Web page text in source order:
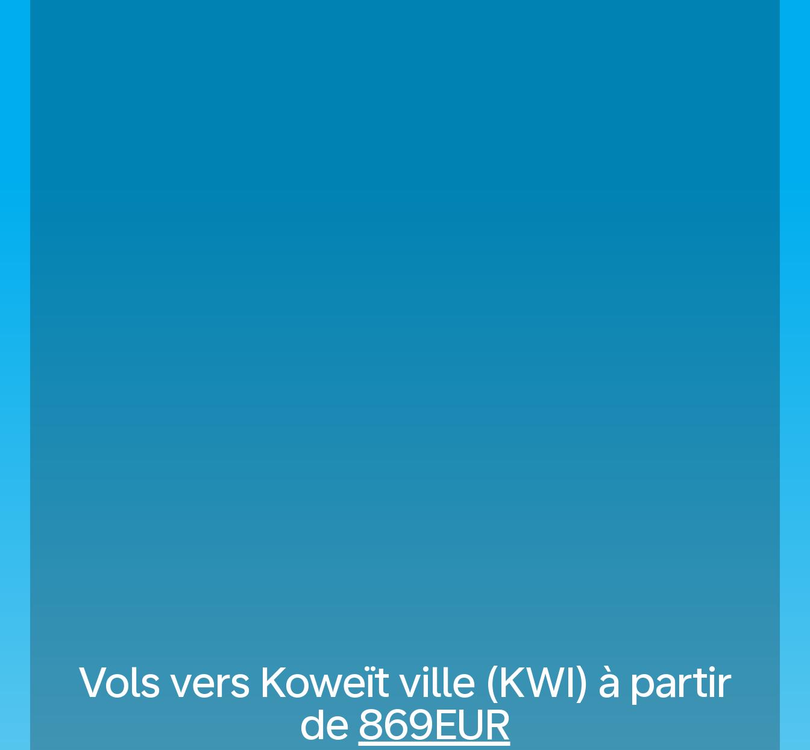
Vols vers Koweït ville (KWI) à partir
de 869EUR